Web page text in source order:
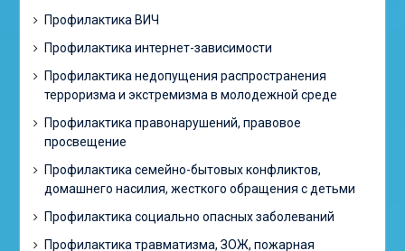
Профилактика ВИЧ
Профилактика интернет-зависимости
Профилактика недопущения распространения
терроризма и экстремизма в молодежной среде
Профилактика правонарушений, правовое
просвещение
Профилактика семейно-бытовых конфликтов,
домашнего насилия, жесткого обращения с детьми
Профилактика социально опасных заболеваний
Профилактика травматизма, ЗОЖ, пожарная